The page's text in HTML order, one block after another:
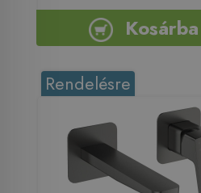
Kosárba
Rendelésre